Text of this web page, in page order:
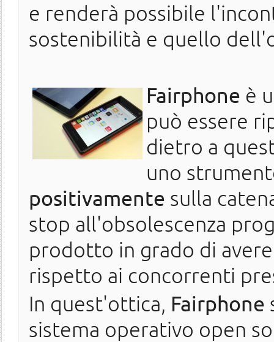
e renderà possibile
sostenibilità e quello
Fairphone è
può essere
dietro a
uno
positivamente sulla
stop all'obsolescenza
prodotto in grado di
rispetto ai concorrenti
In quest'ottica, Fairphone
sistema operativo open